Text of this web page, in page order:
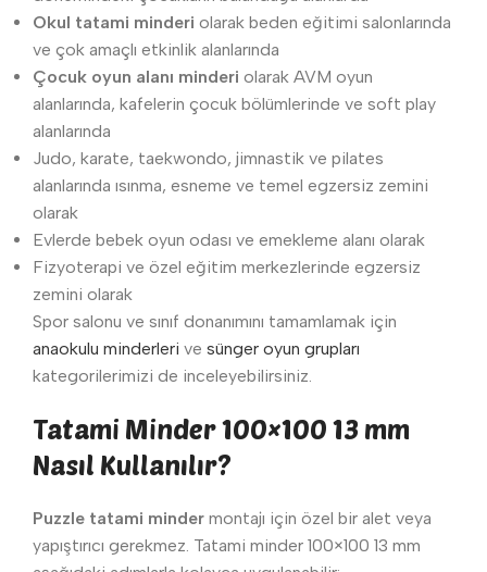
Okul tatami minderi olarak beden eğitimi salonlarında
ve çok amaçlı etkinlik alanlarında
Çocuk oyun alanı minderi olarak AVM oyun
alanlarında, kafelerin çocuk bölümlerinde ve soft play
alanlarında
Judo, karate, taekwondo, jimnastik ve pilates
alanlarında ısınma, esneme ve temel egzersiz zemini
olarak
Evlerde bebek oyun odası ve emekleme alanı olarak
Fizyoterapi ve özel eğitim merkezlerinde egzersiz
zemini olarak
Spor salonu ve sınıf donanımını tamamlamak için
anaokulu minderleri ve sünger oyun grupları
kategorilerimizi de inceleyebilirsiniz.
Tatami Minder 100×100 13 mm
Nasıl Kullanılır?
Puzzle tatami minder montajı için özel bir alet veya
yapıştırıcı gerekmez. Tatami minder 100×100 13 mm